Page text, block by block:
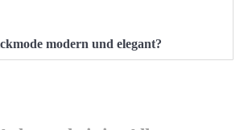
modern und elegant?